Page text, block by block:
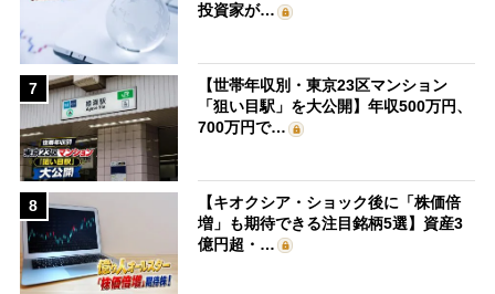
投資家が…
7
【世帯年収別・東京23区マンション
「狙い目駅」を大公開】年収500万円、
700万円で…
8
【キオクシア・ショック後に「株価倍
増」も期待できる注目銘柄5選】資産3
億円超・…